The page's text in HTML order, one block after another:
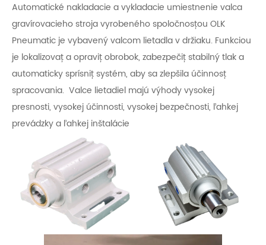
Automatické nakladacie a vykladacie umiestnenie valca
gravírovacieho stroja vyrobeného spoločnosťou OLK
Pneumatic je vybavený valcom lietadla v držiaku. Funkciou
je lokalizovať a opraviť obrobok, zabezpečiť stabilný tlak a
automaticky sprísniť systém, aby sa zlepšila účinnosť
spracovania. Valce lietadiel majú výhody vysokej
presnosti, vysokej účinnosti, vysokej bezpečnosti, ľahkej
prevádzky a ľahkej inštalácie